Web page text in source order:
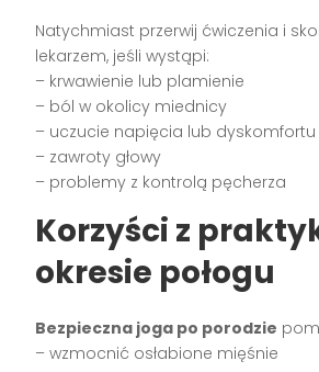
Natychmiast przerwij ćwiczenia i
lekarzem, jeśli wystąpi:
– krwawienie lub plamienie
– ból w okolicy miednicy
– uczucie napięcia lub dyskomfortu
– zawroty głowy
– problemy z kontrolą pęcherza
Korzyści z
okresie połogu
Bezpieczna joga po porodzie
– wzmocnić osłabione mięśnie